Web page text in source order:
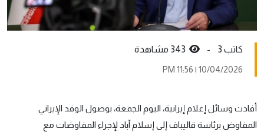
كاتب 3 -
10/04/2026 | 11:56 PM
أفادت وسائل إعلام إيرانية، اليوم الجمعة، بوصول الوفد الإيراني
المفاوض برئاسة قاليباف إلى إسلام آباد لإجراء المفاوضات مع